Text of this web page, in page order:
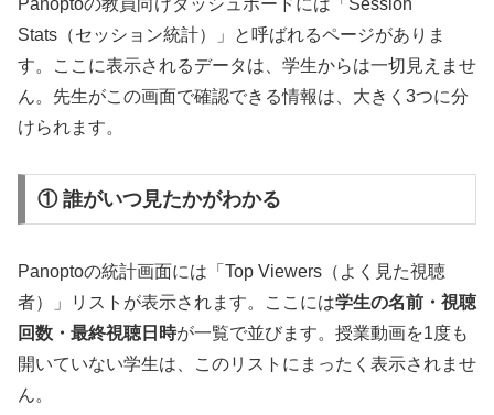
Stats（セッション統計）」と呼ばれるページがありま
す。ここに表示されるデータは、学生からは一切見えませ
ん。先生がこの画面で確認できる情報は、大きく3つに分
けられます。
① 誰がいつ見たかがわかる
Panoptoの統計画面には「Top Viewers（よく見た視聴
者）」リストが表示されます。ここには学生の名前・視聴
回数・最終視聴日時が一覧で並びます。授業動画を1度も
開いていない学生は、このリストにまったく表示されませ
ん。